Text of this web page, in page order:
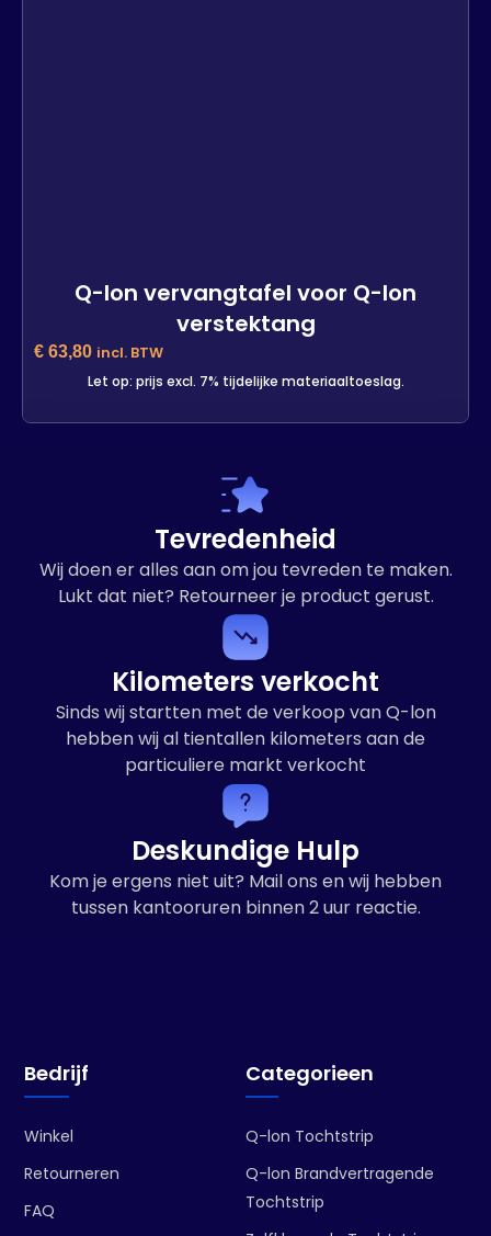
Q-lon vervangtafel voor Q-lon
verstektang
€ 63,80 incl. BTW
Let op: prijs excl. 7% tijdelijke materiaaltoeslag.
verstektang
3 op voorraad
- +
In winkelwagen
Tevredenheid
Wij doen er alles aan om jou tevreden te maken.
Lukt dat niet? Retourneer je product gerust.
Kilometers verkocht
Sinds wij startten met de verkoop van Q-lon
hebben wij al tientallen kilometers aan de
particuliere markt verkocht
Deskundige Hulp
Kom je ergens niet uit? Mail ons en wij hebben
tussen kantooruren binnen 2 uur reactie.
Categorieen
Q-lon Tochtstrip
Q-lon Brandvertragende
Tochtstrip
Bedrijf
Winkel
Retourneren
FAQ